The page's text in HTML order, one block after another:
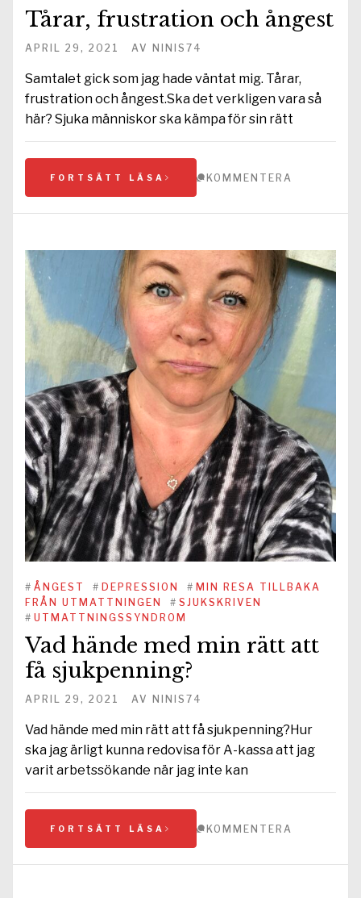
Tårar, frustration och ångest
APRIL 29, 2021 AV NINIS74
Samtalet gick som jag hade väntat mig. Tårar,
frustration och ångest.Ska det verkligen vara så
här? Sjuka människor ska kämpa för sin rätt
FORTSÄTT LÄSA KOMMENTERA
# ÅNGEST # DEPRESSION # MIN RESA TILLBAKA
FRÅN UTMATTNINGEN
# SJUKSKRIVEN
# UTMATTNINGSSYNDROM
Vad hände med min rätt att
få sjukpenning?
APRIL 29, 2021 AV NINIS74
Vad hände med min rätt att få sjukpenning?Hur
ska jag ärligt kunna redovisa för A-kassa att jag
varit arbetssökande när jag inte kan
FORTSÄTT LÄSA KOMMENTERA